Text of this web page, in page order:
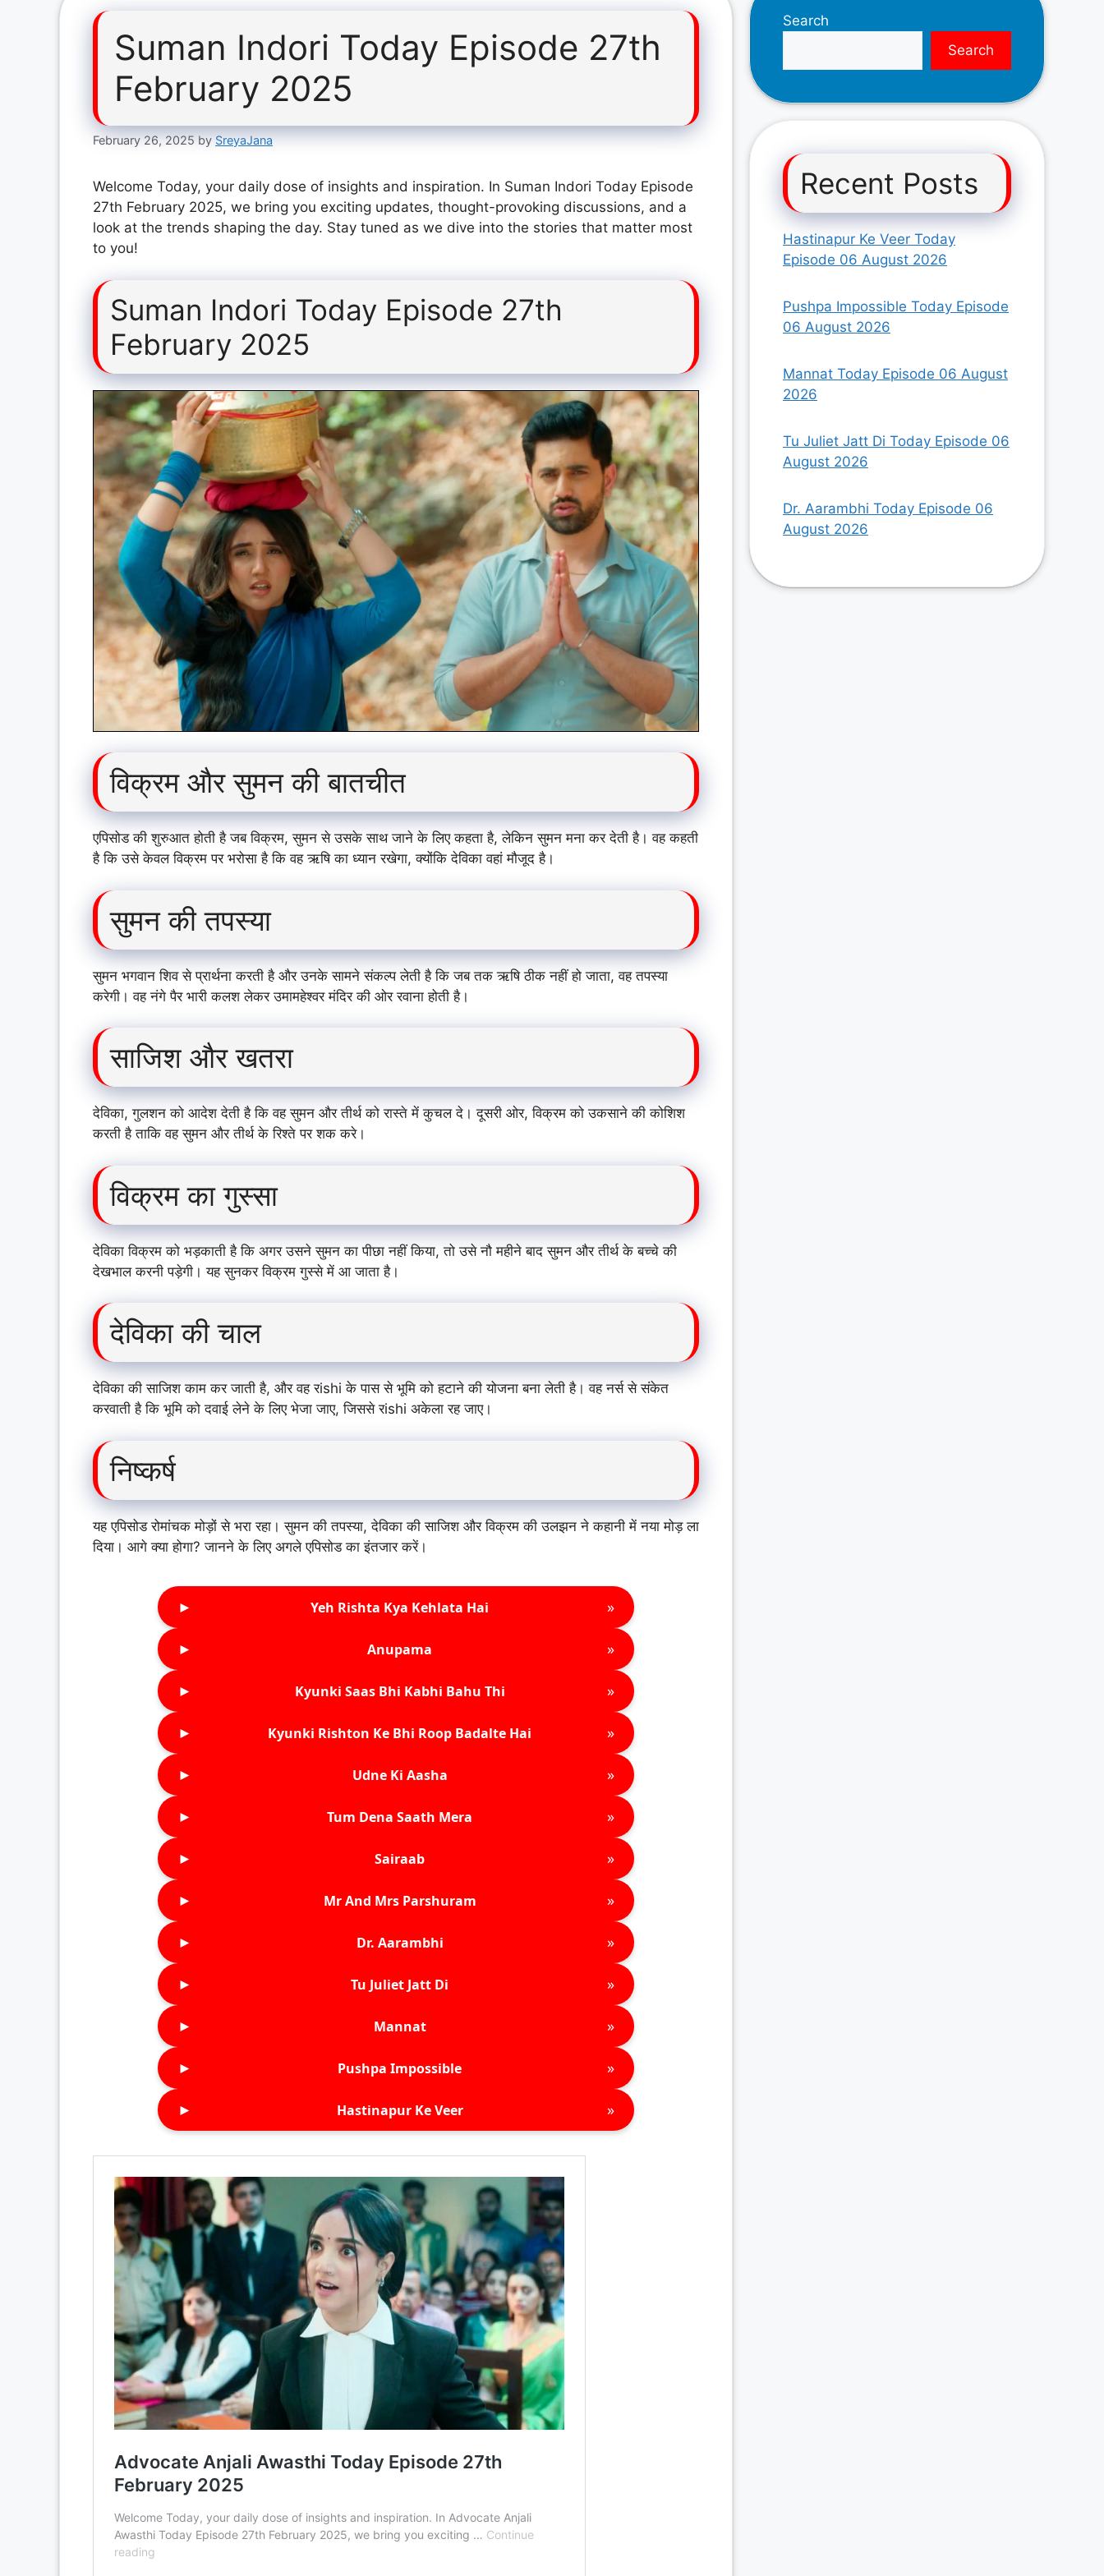
Suman Indori Today Episode 27th
February 2025
February 26, 2025 by SreyaJana
Welcome Today, your daily dose of insights and inspiration. In Suman Indori Today Episode
27th February 2025, we bring you exciting updates, thought-provoking discussions, and a
look at the trends shaping the day. Stay tuned as we dive into the stories that matter most
to you!
Suman Indori Today Episode 27th
February 2025
विक्रम और सुमन की बातचीत
एपिसोड की शुरुआत होती है जब विक्रम, सुमन से उसके साथ जाने के लिए कहता है, लेकिन सुमन मना कर देती है। वह कहती
है कि उसे केवल विक्रम पर भरोसा है कि वह ऋषि का ध्यान रखेगा, क्योंकि देविका वहां मौजूद है।
सुमन की तपस्या
सुमन भगवान शिव से प्रार्थना करती है और उनके सामने संकल्प लेती है कि जब तक ऋषि ठीक नहीं हो जाता, वह तपस्या
करेगी। वह नंगे पैर भारी कलश लेकर उमामहेश्वर मंदिर की ओर रवाना होती है।
साजिश और खतरा
देविका, गुलशन को आदेश देती है कि वह सुमन और तीर्थ को रास्ते में कुचल दे। दूसरी ओर, विक्रम को उकसाने की कोशिश
करती है ताकि वह सुमन और तीर्थ के रिश्ते पर शक करे।
विक्रम का गुस्सा
देविका विक्रम को भड़काती है कि अगर उसने सुमन का पीछा नहीं किया, तो उसे नौ महीने बाद सुमन और तीर्थ के बच्चे की
देखभाल करनी पड़ेगी। यह सुनकर विक्रम गुस्से में आ जाता है।
देविका की चाल
देविका की साजिश काम कर जाती है, और वह रishi के पास से भूमि को हटाने की योजना बना लेती है। वह नर्स से संकेत
करवाती है कि भूमि को दवाई लेने के लिए भेजा जाए, जिससे रishi अकेला रह जाए।
निष्कर्ष
यह एपिसोड रोमांचक मोड़ों से भरा रहा। सुमन की तपस्या, देविका की साजिश और विक्रम की उलझन ने कहानी में नया मोड़ ला
दिया। आगे क्या होगा? जानने के लिए अगले एपिसोड का इंतजार करें।
► Yeh Rishta Kya Kehlata Hai »
► Anupama »
► Kyunki Saas Bhi Kabhi Bahu Thi »
► Kyunki Rishton Ke Bhi Roop Badalte Hai »
► Udne Ki Aasha »
► Tum Dena Saath Mera »
► Sairaab »
► Mr And Mrs Parshuram »
► Dr. Aarambhi »
► Tu Juliet Jatt Di »
► Mannat »
► Pushpa Impossible »
► Hastinapur Ke Veer »
Search
Search
Recent Posts
Hastinapur Ke Veer Today
Episode 06 August 2026
Pushpa Impossible Today Episode
06 August 2026
Mannat Today Episode 06 August
2026
Tu Juliet Jatt Di Today Episode 06
August 2026
Dr. Aarambhi Today Episode 06
August 2026